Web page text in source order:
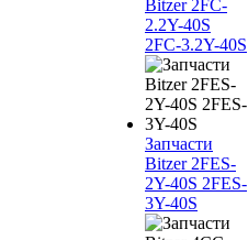
Bitzer 2FC-
2.2Y-40S
2FC-3.2Y-40S
Запчасти
Bitzer 2FES-
2Y-40S 2FES-
3Y-40S